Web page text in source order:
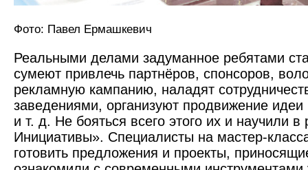
Фото: Павел Ермашкевич
Реальными делами задуманное ребятами
сумеют привлечь партнёров, спонсоров,
рекламную кампанию, наладят
заведениями, организуют продвижение идеи
и т. д. Не бояться всего этого их и научили
Инициативы». Специалисты на мастер-
готовить предложения и проекты,